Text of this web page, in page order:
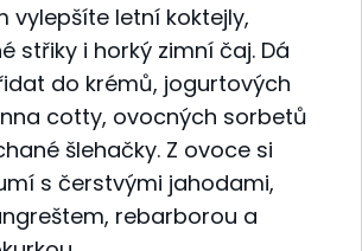
vylepšíte letní koktejly,
střiky i horký zimní čaj. Dá
do krémů, jogurtových
cotty, ovocných sorbetů
šlehačky. Z ovoce si
s čerstvými jahodami,
rebarborou a